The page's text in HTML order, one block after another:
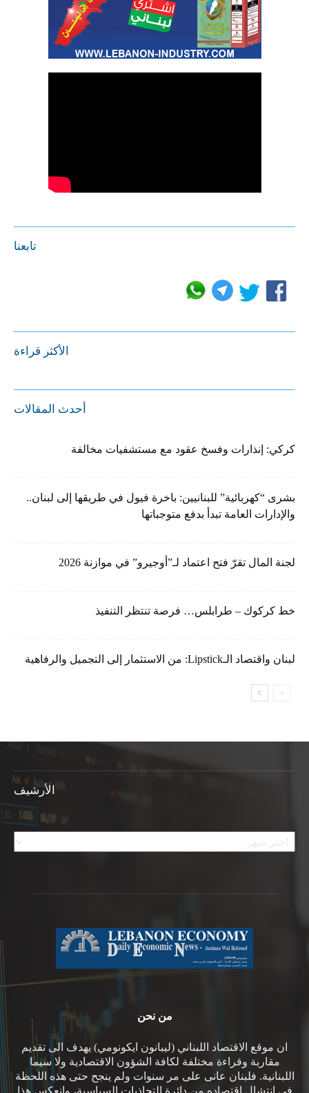
تابعنا
الأكثر قراءة
أحدث المقالات
كركي: إنذارات وفسخ عقود مع مستشفيات مخالفة
بشرى “كهربائية” للبنانيين: باخرة فيول في طريقها إلى لبنان..
والإدارات العامة تبدأ بدفع متوجباتها
لجنة المال تقرّ فتح اعتماد لـ”أوجيرو” في موازنة 2026
خط كركوك – طرابلس… فرصة تنتظر التنفيذ
لبنان واقتصاد الـLipstick: من الاستثمار إلى التجميل والرفاهية
الأرشيف
الأرشيف
من نحن
ان موقع الاقتصاد اللبناني (ليبانون ايكونومي) يهدف الى تقديم
مقاربة وقراءة مختلفة لكافة الشؤون الاقتصادية ولا سيما
اللبنانية. فلبنان عانى على مر سنوات ولم ينجح حتى هذه اللحظة
في انتشال اقتصاده من دائرة التجاذبات السياسية، وانعكس هذا